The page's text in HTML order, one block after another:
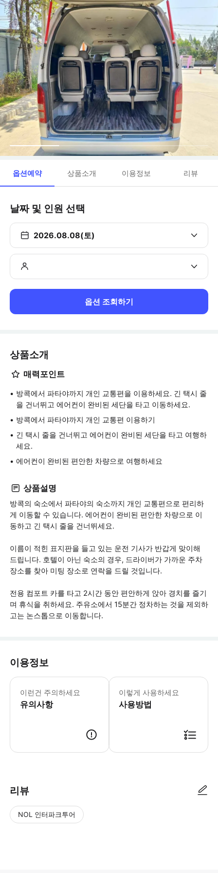
옵션예약 상품소개 이용정보 리뷰
날짜 및 인원 선택
2026.08.08(토)
옵션 조회하기
상품소개
매력포인트
방콕에서 파타야까지 개인 교통편을 이용하세요. 긴 택시 줄
을 건너뛰고 에어컨이 완비된 세단을 타고 이동하세요.
방콕에서 파타야까지 개인 교통편 이용하기
긴 택시 줄을 건너뛰고 에어컨이 완비된 세단을 타고 여행하
세요.
에어컨이 완비된 편안한 차량으로 여행하세요
상품설명
방콕의 숙소에서 파타야의 숙소까지 개인 교통편으로 편리하
게 이동할 수 있습니다. 에어컨이 완비된 편안한 차량으로 이
동하고 긴 택시 줄을 건너뛰세요.
이름이 적힌 표지판을 들고 있는 운전 기사가 반갑게 맞이해
드립니다. 호텔이 아닌 숙소의 경우, 드라이버가 가까운 주차
장소를 찾아 미팅 장소로 연락을 드릴 것입니다.
전용 컴포트 카를 타고 2시간 동안 편안하게 앉아 경치를 즐기
며 휴식을 취하세요. 주유소에서 15분간 정차하는 것을 제외하
고는 논스톱으로 이동합니다.
이용정보
이런건 주의하세요
유의사항
* 소요시간 : 120분 (옵션에 따라 소요
이렇게 사용하세요
사용방법
리뷰
NOL 인터파크투어